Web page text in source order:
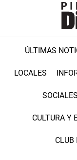
ÚLTIMAS
LOCALES
SOCIALES
CULTURA Y
CLUB